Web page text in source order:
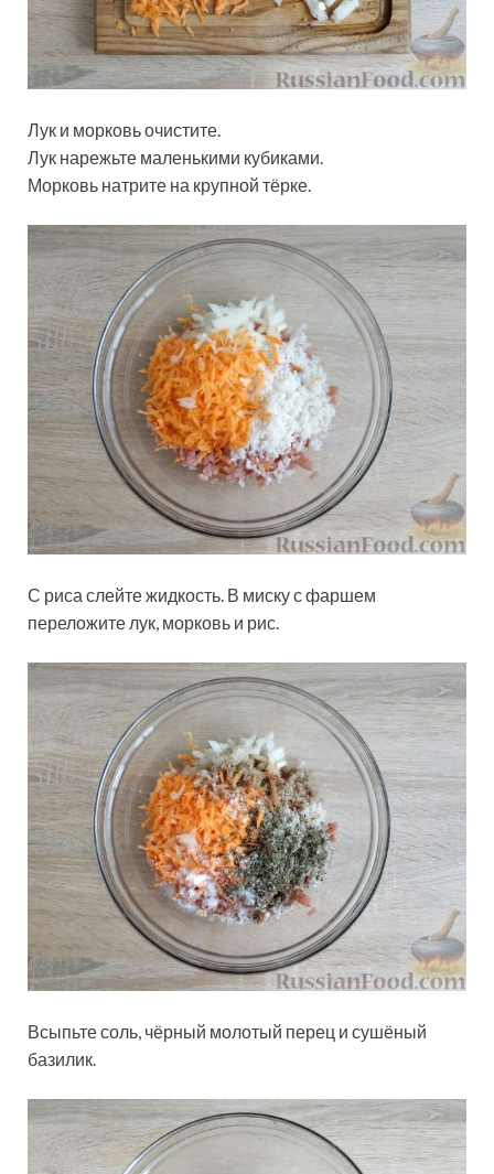
Лук и морковь очистите.
Лук нарежьте маленькими кубиками.
Морковь натрите на крупной тёрке.
С риса слейте жидкость. В миску с фаршем
переложите лук, морковь и рис.
Всыпьте соль, чёрный молотый перец и сушёный
базилик.